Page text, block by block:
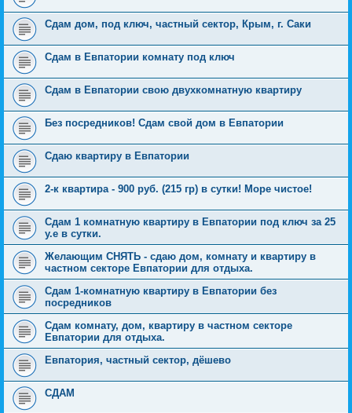
Сдам дом, под ключ, частный сектор, Крым, г. Саки
Сдам в Евпатории комнату под ключ
Сдам в Евпатории свою двухкомнатную квартиру
Без посредников! Сдам свой дом в Евпатории
Cдаю квартиру в Евпатории
2-к квартира - 900 руб. (215 гр) в сутки! Море чистое!
Сдам 1 комнатную квартиру в Евпатории под ключ за 25
у.е в сутки.
Желающим СНЯТЬ - сдаю дом, комнату и квартиру в
частном секторе Евпатории для отдыха.
Сдам 1-комнатную квартиру в Евпатории без
посредников
Сдам комнату, дом, квартиру в частном секторе
Евпатории для отдыха.
Евпатория, частный сектор, дёшево
СДАМ